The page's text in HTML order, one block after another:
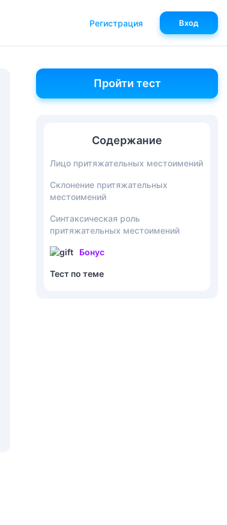
Пройти тест
Содержание
Лицо притяжательных местоимений
Склонение притяжательных
местоимений
Синтаксическая роль
притяжательных местоимений
Бонус
Тест по теме
Регистрация Вход